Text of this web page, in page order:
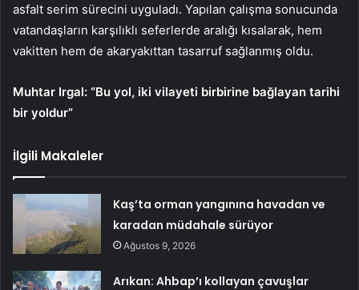
asfalt serim sürecini uyguladı. Yapılan çalışma sonucunda
vatandaşların karşılıklı seferlerde aralığı kısalarak, hem
vakitten hem de akaryakıttan tasarruf sağlanmış oldu.
Muhtar Irgal: “Bu yol, iki vilayeti birbirine bağlayan tarihi
bir yoldur”
İlgili Makaleler
Kaş’ta orman yangınına havadan ve
karadan müdahale sürüyor
Ağustos 9, 2026
Arıkan: Ahbap’ı kollayan çavuşlar